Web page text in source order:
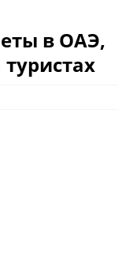
в ОАЭ,
туристах